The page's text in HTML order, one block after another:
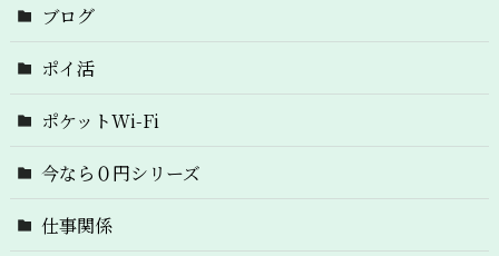
ブログ
ポイ活
ポケットWi-Fi
今なら０円シリーズ
仕事関係